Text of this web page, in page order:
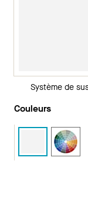
Système de
Couleurs